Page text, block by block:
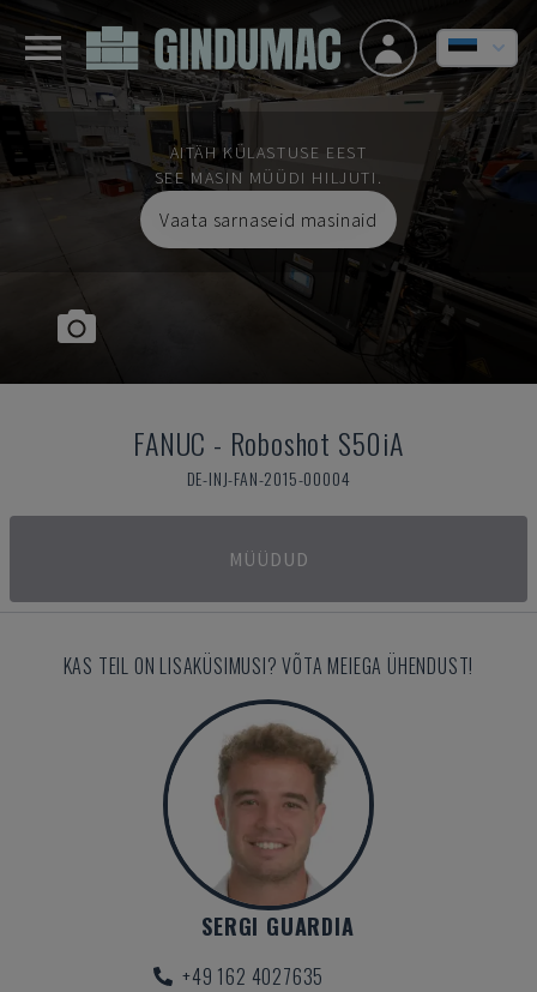
AITÄH KÜLASTUSE EEST
SEE MASIN MÜÜDI HILJUTI.
Vaata sarnaseid masinaid
FANUC - Roboshot S50iA
DE-INJ-FAN-2015-00004
MÜÜDUD
KAS TEIL ON LISAKÜSIMUSI? VÕTA MEIEGA ÜHENDUST!
SERGI GUARDIA
+49 162 4027635